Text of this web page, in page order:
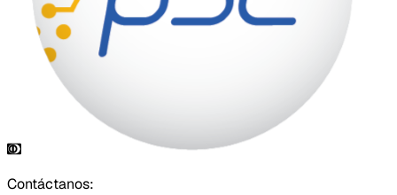
Contáctanos: